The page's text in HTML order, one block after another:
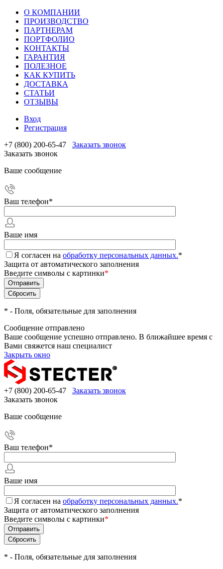
О КОМПАНИИ
ПРОИЗВОДСТВО
ПАРТНЕРАМ
ПОРТФОЛИО
КОНТАКТЫ
ГАРАНТИЯ
ПОЛЕЗНОЕ
КАК КУПИТЬ
ДОСТАВКА
СТАТЬИ
ОТЗЫВЫ
Вход
Регистрация
+7 (800) 200-65-47
Заказать звонок
Заказать звонок
Ваше сообщение
Ваш телефон*
Ваше имя
Я согласен на обработку персональных данных.*
Защита от автоматического заполнения
Введите символы с картинки*
* - Поля, обязательные для заполнения
Сообщение отправлено
Ваше сообщение успешно отправлено. В ближайшее время с
Вами свяжется наш специалист
Закрыть окно
+7 (800) 200-65-47
Заказать звонок
Заказать звонок
Ваше сообщение
Ваш телефон*
Ваше имя
Я согласен на обработку персональных данных.*
Защита от автоматического заполнения
Введите символы с картинки*
* - Поля, обязательные для заполнения